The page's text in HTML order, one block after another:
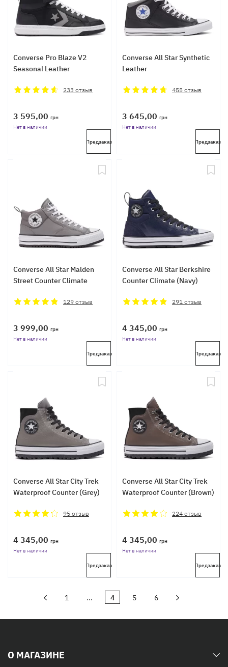
Converse Pro Blaze V2
Seasonal Leather
233 отзыв
3 595,00 грн
Нет в наличии
Предзаказ
Converse All Star Synthetic
Leather
455отзыв
3 645,00 грн
Нет в наличии
Предзаказ
Converse All Star Malden
Street Counter Climate
129отзыв
3 999,00 грн
Нет в наличии
Предзаказ
Converse All Star Berkshire
Counter Climate (Navy)
291 отзыв
4 345,00 грн
Нет в наличии
Предзаказ
Converse All Star City Trek
Waterproof Counter (Grey)
95отзыв
4 345,00 грн
Нет в наличии
Предзаказ
Converse All Star City Trek
Waterproof Counter (Brown)
224отзыв
4 345,00 грн
Нет в наличии
Предзаказ
1 ... 4 5 6
О МАГАЗИНЕ